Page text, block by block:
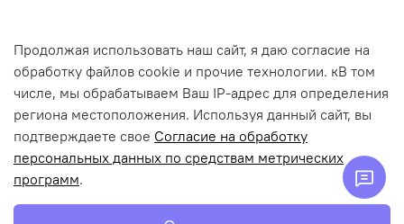
информационный характер и ни при каких условиях не
является публичной офертой, определяемой
положениями Статьи 437 (2) Гражданского кодекса
Российской Федерации.
© 2022-2026 ekb-import.ru / Магазин IMPORT.
ИП Попов Денис Дмитриевич | ИНН: 665913301139 |
ОГРНИП: 322665800155760
Продолжая использовать наш сайт, я даю согласие на
обработку файлов cookie и прочие технологии. кВ том
числе, мы обрабатываем Ваш IP-адрес для определения
региона местоположения. Используя данный сайт, вы
подтверждаете свое Согласие на обработку
персональных данных по средствам метрических
программ.